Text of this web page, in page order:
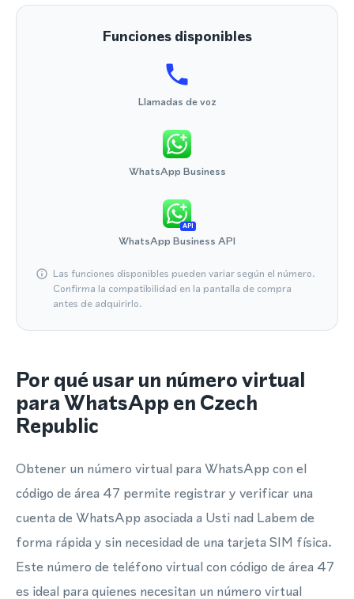
Funciones disponibles
Llamadas de voz
WhatsApp Business
API
WhatsApp Business API
Las funciones disponibles pueden variar según el número.
Confirma la compatibilidad en la pantalla de compra
antes de adquirirlo.
Por qué usar un número virtual
para WhatsApp en Czech
Republic
Obtener un número virtual para WhatsApp con el
código de área 47 permite registrar y verificar una
cuenta de WhatsApp asociada a Usti nad Labem de
forma rápida y sin necesidad de una tarjeta SIM física.
Este número de teléfono virtual con código de área 47
es ideal para quienes necesitan un número virtual